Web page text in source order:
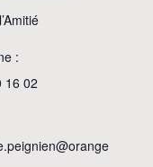
:
16 02